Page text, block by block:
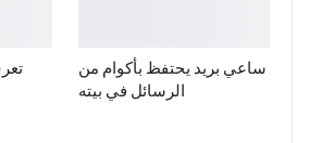
ساعي بريد يحتفظ بأكوام من
الرسائل في بيته